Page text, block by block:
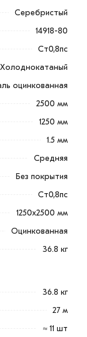
находит
прочных
для
мышкой
оцинкованныйв
в
Серебристый
14918-80
Ст0,8пс
Холоднокатаный
оцинкованная
2500 мм
1250 мм
1.5 мм
Средняя
Без покрытия
Ст0,8пс
1250х2500 мм
Оцинкованная
36.8 кг
36.8 кг
27 м
≈ 11 шт